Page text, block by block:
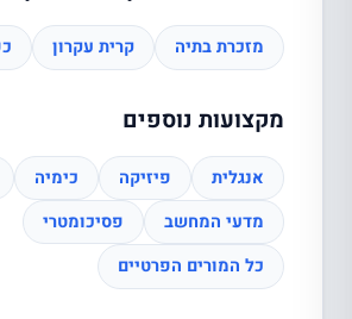
מזכרת בתיה קרית עקרון
מקצועות נוספים
אנגלית פיזיקה כימיה
מדעי המחשב
פסיכומטרי
כל המורים הפרטיים